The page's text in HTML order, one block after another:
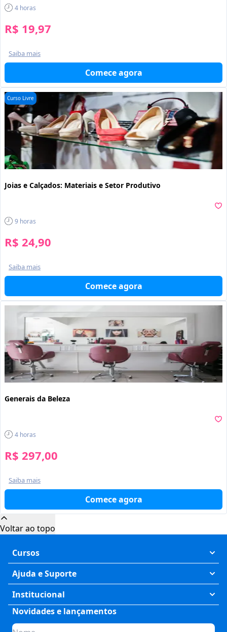
4 horas
R$ 19,97
Saiba mais
Comece agora
Curso Livre
Joias e Calçados: Materiais e Setor Produtivo
9 horas
R$ 24,90
Saiba mais
Comece agora
Generais da Beleza
4 horas
R$ 297,00
Saiba mais
Comece agora
Cursos
Exatas
Humanas
Saúde
Ajuda e Suporte
Meus Cursos
Fale Conosco
Perguntas Frequentes
Institucional
Quem somos
Planos de assinatura
Novidades e lançamentos